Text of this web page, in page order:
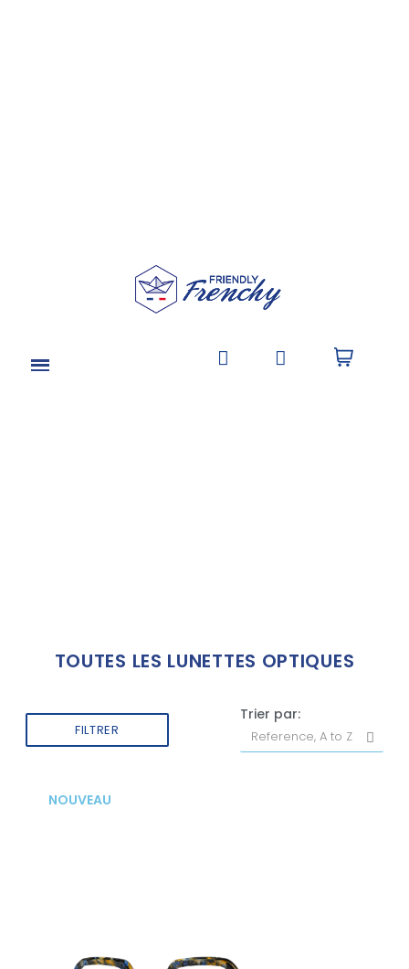
TOUTES LES LUNETTES OPTIQUES
FILTRER
Trier par:
NOUVEAU